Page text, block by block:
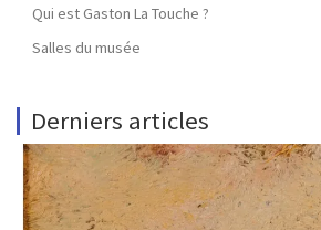
Qui est Gaston La Touche ?
Salles du musée
Derniers articles